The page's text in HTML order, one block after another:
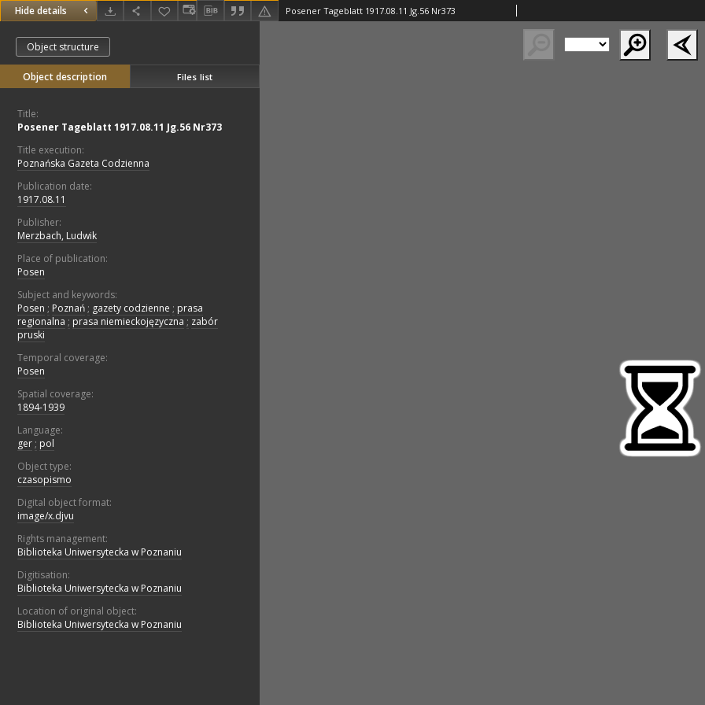
Hide details Posener Tageblatt 1917.08.11 Jg.56 Nr373
Object structure
Object description Files list
Title:
Posener Tageblatt 1917.08.11 Jg.56 Nr373
Title execution:
Poznańska Gazeta Codzienna
Publication date:
1917.08.11
Publisher:
Merzbach, Ludwik
Place of publication:
Posen
Subject and keywords:
Posen ; Poznań ; gazety codzienne ; prasa
regionalna ; prasa niemieckojęzyczna ; zabór
pruski
Temporal coverage:
Posen
Spatial coverage:
1894-1939
Language:
ger ; pol
Object type:
czasopismo
Digital object format:
image/x.djvu
Rights management:
Biblioteka Uniwersytecka w Poznaniu
Digitisation:
Biblioteka Uniwersytecka w Poznaniu
Location of original object:
Biblioteka Uniwersytecka w Poznaniu